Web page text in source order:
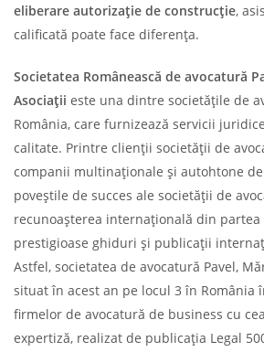
eliberare autorizație de construcție,
calificată poate face diferența.
Societatea Românească de avocatură
Asociații este una dintre societățile de
România, care furnizează servicii
calitate. Printre clienții societății de
companii multinaționale și autohtone
poveștile de succes ale societății de
recunoașterea internațională din partea
prestigioase ghiduri și publicații
Astfel, societatea de avocatură Pavel,
situat în acest an pe locul 3 în România
firmelor de avocatură de business cu
expertiză, realizat de publicația Legal